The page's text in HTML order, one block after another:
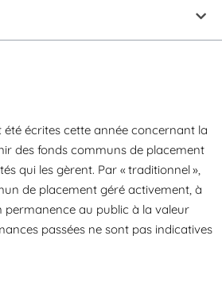
écrites cette année concernant la
des fonds communs de placement
qui les gèrent. Par « traditionnel »,
de placement géré activement, à
au public à la valeur
passées ne sont pas indicatives